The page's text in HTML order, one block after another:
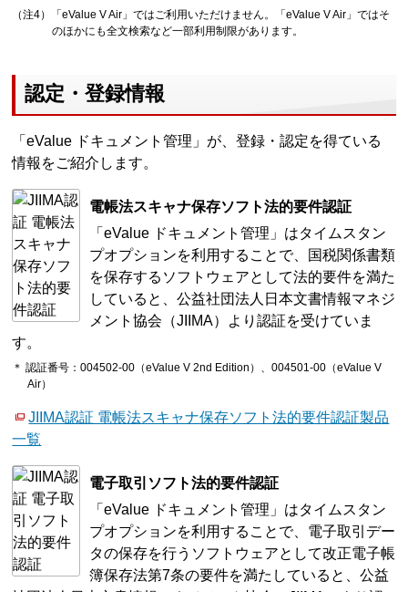
（注4）「eValue V Air」ではご利用いただけません。「eValue V Air」ではそ
のほかにも全文検索など一部利用制限があります。
認定・登録情報
「eValue ドキュメント管理」が、登録・認定を得ている
情報をご紹介します。
電帳法スキャナ保存ソフト法的要件認証
「eValue ドキュメント管理」はタイムスタン
プオプションを利用することで、国税関係書類
を保存するソフトウェアとして法的要件を満た
していると、公益社団法人日本文書情報マネジ
メント協会（JIIMA）より認証を受けていま
す。
＊ 認証番号：004502-00（eValue V 2nd Edition）、004501-00（eValue V
Air）
JIIMA認証 電帳法スキャナ保存ソフト法的要件認証製品
一覧
電子取引ソフト法的要件認証
「eValue ドキュメント管理」はタイムスタン
プオプションを利用することで、電子取引デー
タの保存を行うソフトウェアとして改正電子帳
簿保存法第7条の要件を満たしていると、公益